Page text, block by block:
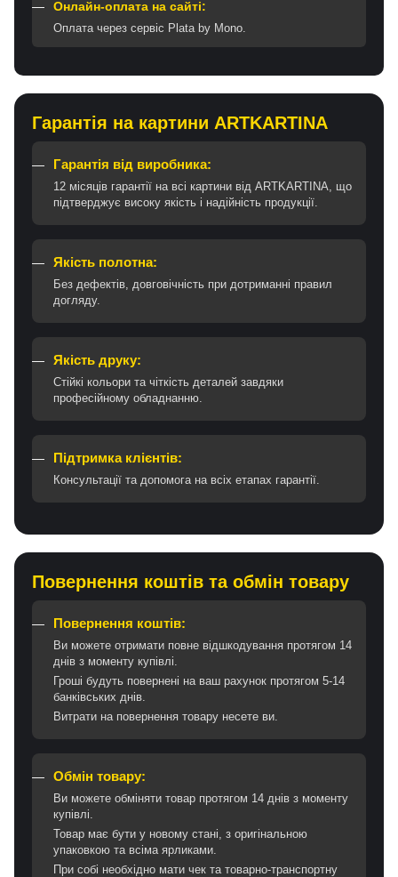
Онлайн-оплата на сайті:
Оплата через сервіс Plata by Mono.
Гарантія на картини ARTKARTINA
Гарантія від виробника:
12 місяців гарантії на всі картини від ARTKARTINA, що
підтверджує високу якість і надійність продукції.
Якість полотна:
Без дефектів, довговічність при дотриманні правил
догляду.
Якість друку:
Стійкі кольори та чіткість деталей завдяки
професійному обладнанню.
Підтримка клієнтів:
Консультації та допомога на всіх етапах гарантії.
Повернення коштів та обмін товару
Повернення коштів:
Ви можете отримати повне відшкодування протягом 14
днів з моменту купівлі.
Гроші будуть повернені на ваш рахунок протягом 5-14
банківських днів.
Витрати на повернення товару несете ви.
Обмін товару:
Ви можете обміняти товар протягом 14 днів з моменту
купівлі.
Товар має бути у новому стані, з оригінальною
упаковкою та всіма ярликами.
При собі необхідно мати чек та товарно-транспортну